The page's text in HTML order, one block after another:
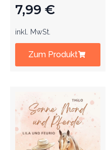
7,99 €
inkl. MwSt.
Zum Produkt